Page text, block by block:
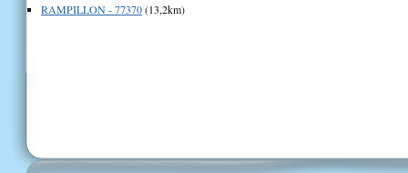
RAMPILLON - 77370(13,2km)